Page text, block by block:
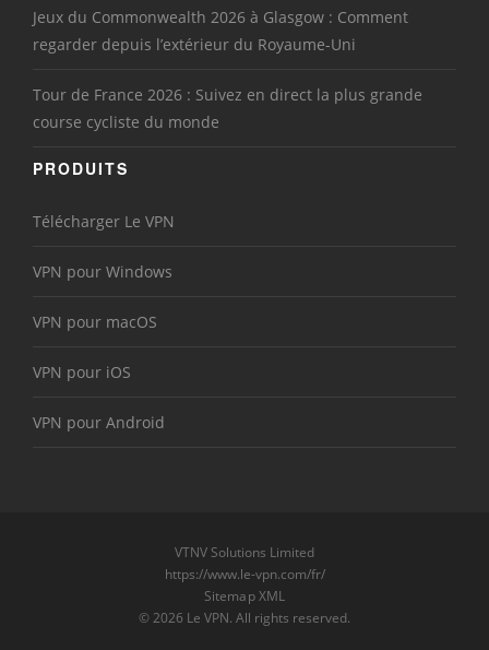
Jeux du Commonwealth 2026 à Glasgow : Comment
regarder depuis l’extérieur du Royaume-Uni
Tour de France 2026 : Suivez en direct la plus grande
course cycliste du monde
PRODUITS
Télécharger Le VPN
VPN pour Windows
VPN pour macOS
VPN pour iOS
VPN pour Android
VTNV Solutions Limited
https://www.le-vpn.com/fr/
Sitemap XML
© 2026 Le VPN. All rights reserved.